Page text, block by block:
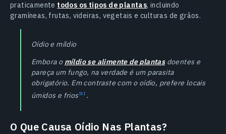
praticamente todos os tipos de plantas, incluindo
gramíneas, frutas, videiras, vegetais e culturas de grãos.
Oídio e míldio
Embora o míldio se alimente de plantasdoentes e
pareça um fungo, na verdade é um parasita
obrigatório. Em contraste com o oídio, prefere locais
úmidos e frios .
O Que Causa Oídio Nas Plantas?